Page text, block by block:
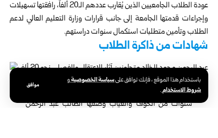
باستخدام هذا الموقع ، فإنك توافق علىسياسة الخصوصيةو
شروط الاستخدام.
موافق
عودة الطلاب الجامعيين الذين يُقارب عددهم الـ20 ألفاً، رافقتها تسهيلات
وإجراءات قدمتها الجامعة إلى جانب قرارات وزارة التعليم العالي لدعم
الطلاب وتأمين متطلبات استكمال سنوات دراستهم.
شهادات من ذاكرة الطلاب
سنوات من الخوف والغياب وصفها الطالب عبد الرحمن